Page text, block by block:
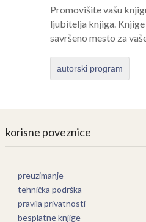
Promovišite vašu
ljubitelja knjiga.
savršeno mesto za
autorski program
korisne poveznice
preuzimanje
tehnička podrška
pravila privatnosti
besplatne knjige